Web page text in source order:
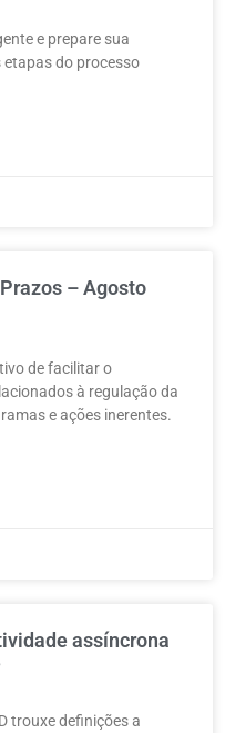
e prepare sua
do processo
– Agosto
de facilitar o
à regulação da
e ações inerentes.
assíncrona
trouxe definições a